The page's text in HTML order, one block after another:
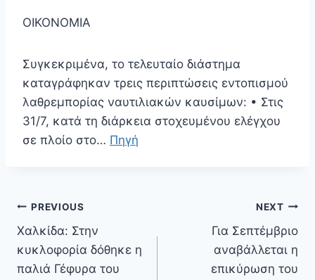
ΟΙΚΟΝΟΜΙΑ
Συγκεκριμένα, το τελευταίο διάστημα
καταγράφηκαν τρεις περιπτώσεις εντοπισμού
λαθρεμπορίας ναυτιλιακών καυσίμων: • Στις
31/7, κατά τη διάρκεια στοχευμένου ελέγχου
σε πλοίο στο… Πηγή
Πλοήγηση
άρθρων
PREVIOUS
Χαλκίδα: Στην
κυκλοφορία δόθηκε η
παλιά Γέφυρα του
NEXT
Για Σεπτέμβριο
αναβάλλεται η
επικύρωση του